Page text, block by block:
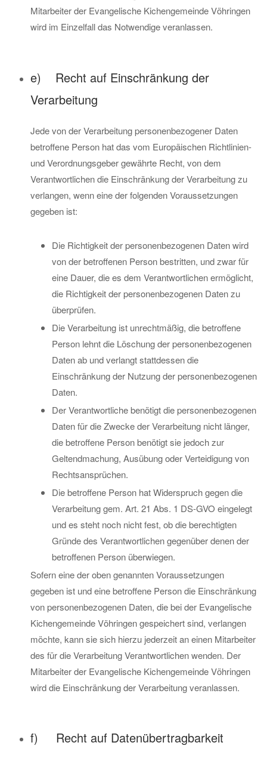
Mitarbeiter der Evangelische Kichengemeinde Vöhringen
wird im Einzelfall das Notwendige veranlassen.
e) Recht auf Einschränkung der
Verarbeitung
Jede von der Verarbeitung personenbezogener Daten
betroffene Person hat das vom Europäischen Richtlinien-
und Verordnungsgeber gewährte Recht, von dem
Verantwortlichen die Einschränkung der Verarbeitung zu
verlangen, wenn eine der folgenden Voraussetzungen
gegeben ist:
Die Richtigkeit der personenbezogenen Daten wird
von der betroffenen Person bestritten, und zwar für
eine Dauer, die es dem Verantwortlichen ermöglicht,
die Richtigkeit der personenbezogenen Daten zu
überprüfen.
Die Verarbeitung ist unrechtmäßig, die betroffene
Person lehnt die Löschung der personenbezogenen
Daten ab und verlangt stattdessen die
Einschränkung der Nutzung der personenbezogenen
Daten.
Der Verantwortliche benötigt die personenbezogenen
Daten für die Zwecke der Verarbeitung nicht länger,
die betroffene Person benötigt sie jedoch zur
Geltendmachung, Ausübung oder Verteidigung von
Rechtsansprüchen.
Die betroffene Person hat Widerspruch gegen die
Verarbeitung gem. Art. 21 Abs. 1 DS-GVO eingelegt
und es steht noch nicht fest, ob die berechtigten
Gründe des Verantwortlichen gegenüber denen der
betroffenen Person überwiegen.
Sofern eine der oben genannten Voraussetzungen
gegeben ist und eine betroffene Person die Einschränkung
von personenbezogenen Daten, die bei der Evangelische
Kichengemeinde Vöhringen gespeichert sind, verlangen
möchte, kann sie sich hierzu jederzeit an einen Mitarbeiter
des für die Verarbeitung Verantwortlichen wenden. Der
Mitarbeiter der Evangelische Kichengemeinde Vöhringen
wird die Einschränkung der Verarbeitung veranlassen.
f) Recht auf Datenübertragbarkeit